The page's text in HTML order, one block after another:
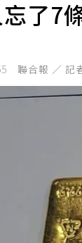
了7
聯合報 ／ 記